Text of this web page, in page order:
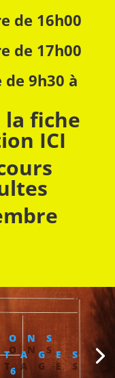
de 16h00
de 17h00
9h30 à
fiche
ICI